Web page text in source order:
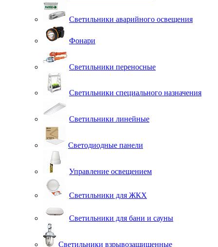
Светильники аварийного освещения
Фонари
Светильники переносные
Светильники специального назначения
Светильники линейные
Светодиодные панели
Управление освещением
Светильники для ЖКХ
Светильники для бани и сауны
Светильники взрывозащищенные